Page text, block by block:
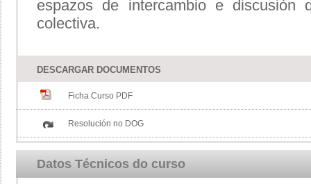
espazos de intercambio e discusión
colectiva.
DESCARGAR DOCUMENTOS
Ficha Curso PDF
Resolución no DOG
Datos Técnicos do curso